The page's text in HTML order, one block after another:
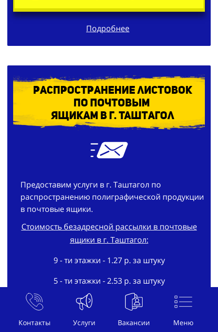
Контакты Услуги Вакансии Меню
Подробнее
Распространение листовок
по почтовым
ящикам в г. Таштагол
Предоставим услуги в г. Таштагол по
распространению полиграфической продукции
в почтовые ящики.
Стоимость безадресной рассылки в почтовые
ящики в г. Таштагол:
9 - ти этажки - 1.27 р. за штуку
5 - ти этажки - 2.53 р. за штуку
2 - х этажки - 5.07 р. за штуку
В частном секторе - 7.6 р. за штуку